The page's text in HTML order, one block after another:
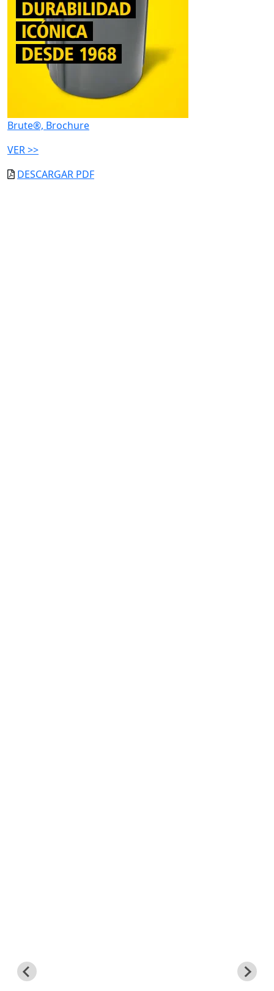
Brute®, Brochure
VER >>
DESCARGAR PDF